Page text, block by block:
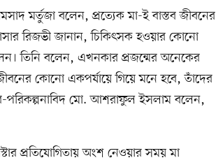
মর্তুজা বলেন, প্রত্যেক মা-ই বাস্তব জীবনের
রিজভী জানান, চিকিৎসক হওয়ার কোনো
তিনি বলেন, এখনকার প্রজন্মের অনেকের
কোনো একপর্যায়ে গিয়ে মনে হবে, তাঁদের
পরিকল্পনাবিদ মো. আশরাফুল ইসলাম বলেন,
প্রতিযোগিতায় অংশ নেওয়ার সময় মা